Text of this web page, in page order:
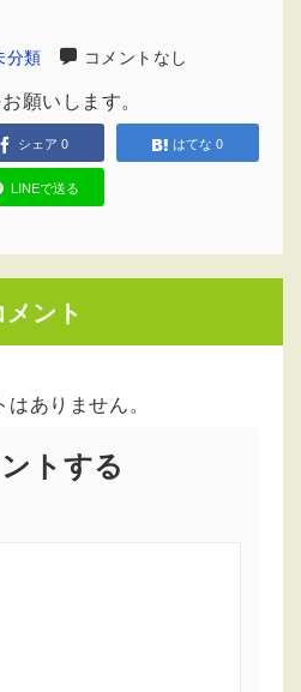
分類 コメントなし
願いします。
シェア 0 はてな 0
LINEで送る
メント
ありません。
トする